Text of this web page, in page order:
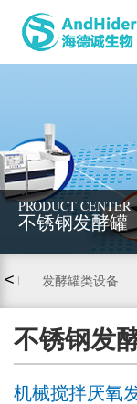
PRODUCT CENTER
不锈钢发酵罐
发酵罐类设备
<
不锈钢发
机械搅拌厌氧